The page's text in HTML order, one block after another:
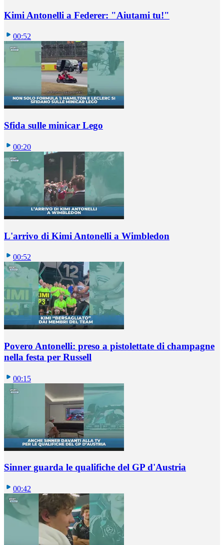
Kimi Antonelli a Federer: "Aiutami tu!"
00:52
Sfida sulle minicar Lego
00:20
L'arrivo di Kimi Antonelli a Wimbledon
00:52
Povero Antonelli: preso a pistolettate di champagne
nella festa per Russell
00:15
Sinner guarda le qualifiche del GP d'Austria
00:42